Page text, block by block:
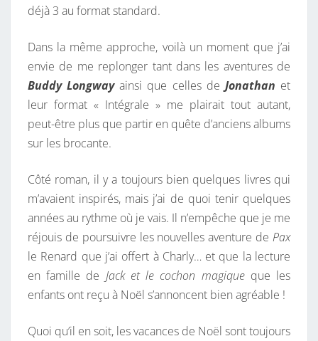
déjà 3 au format standard.
Dans la même approche, voilà un moment que j’ai
envie de me replonger tant dans les aventures de
Buddy Longwayainsi que celles de Jonathan et
leur format « Intégrale » me plairait tout autant,
peut-être plus que partir en quête d’anciens albums
sur les brocante.
Côté roman, il y a toujours bien quelques livres qui
m’avaient inspirés, mais j’ai de quoi tenir quelques
années au rythme où je vais. Il n’empêche que je me
réjouis de poursuivre les nouvelles aventure de Pax
le Renard que j’ai offert à Charly… et que la lecture
en famille de Jack et le cochon magiqueque les
enfants ont reçu à Noël s’annoncent bien agréable !
Quoi qu’il en soit, les vacances de Noël sont toujours